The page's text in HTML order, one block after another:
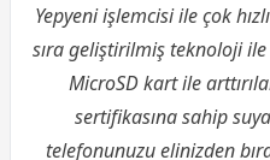
Yepyeni işlemcisi ile çok
sıra geliştirilmiş teknoloji
MicroSD kart ile
sertifikasına sahip
telefonunuzu elinizden